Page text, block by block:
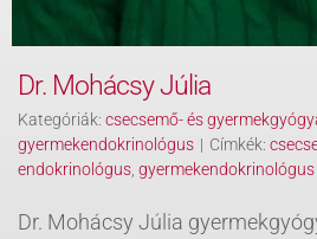
Dr. Mohácsy Júlia
Kategóriák: csecsemő- és
gyermekendokrinológus | Címkék:
endokrinológus gyermekendokrinológus
Dr. Mohácsy Júlia